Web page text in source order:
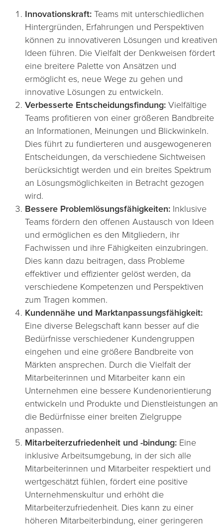
Innovationskraft: Teams mit unterschiedlichen
Hintergründen, Erfahrungen und Perspektiven
können zu innovativeren Lösungen und kreativen
Ideen führen. Die Vielfalt der Denkweisen fördert
eine breitere Palette von Ansätzen und
ermöglicht es, neue Wege zu gehen und
innovative Lösungen zu entwickeln.
Verbesserte Entscheidungsfindung: Vielfältige
Teams profitieren von einer größeren Bandbreite
an Informationen, Meinungen und Blickwinkeln.
Dies führt zu fundierteren und ausgewogeneren
Entscheidungen, da verschiedene Sichtweisen
berücksichtigt werden und ein breites Spektrum
an Lösungsmöglichkeiten in Betracht gezogen
wird.
Bessere Problemlösungsfähigkeiten: Inklusive
Teams fördern den offenen Austausch von Ideen
und ermöglichen es den Mitgliedern, ihr
Fachwissen und ihre Fähigkeiten einzubringen.
Dies kann dazu beitragen, dass Probleme
effektiver und effizienter gelöst werden, da
verschiedene Kompetenzen und Perspektiven
zum Tragen kommen.
Kundennähe und Marktanpassungsfähigkeit:
Eine diverse Belegschaft kann besser auf die
Bedürfnisse verschiedener Kundengruppen
eingehen und eine größere Bandbreite von
Märkten ansprechen. Durch die Vielfalt der
Mitarbeiterinnen und Mitarbeiter kann ein
Unternehmen eine bessere Kundenorientierung
entwickeln und Produkte und Dienstleistungen an
die Bedürfnisse einer breiten Zielgruppe
anpassen.
Mitarbeiterzufriedenheit und -bindung: Eine
inklusive Arbeitsumgebung, in der sich alle
Mitarbeiterinnen und Mitarbeiter respektiert und
wertgeschätzt fühlen, fördert eine positive
Unternehmenskultur und erhöht die
Mitarbeiterzufriedenheit. Dies kann zu einer
höheren Mitarbeiterbindung, einer geringeren